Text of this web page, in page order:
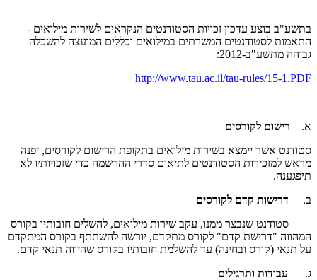
בתשע"ב בוצע עדכון זכויות הסטודנטים הנקראים לשירות מילואים -
התאמות לסטודנטים המשרתים במילואים וכללים המועצה להשכלה
גבוהה מתשע"ב-2012:
http://www.tau.ac.il/tau-rules/15-1.PDF
א. רישום לקורסים
סטודנט אשר יימצא בשירות מילואים בתקופת הרישום לקורסים, יפנה
מראש למזכירות הסטודנטים לתיאום סדרי ההרשמה כדי שזכויותיו לא
תיפגענה.
ב. דרישות קדם לקורסים
סטודנט שנבצר ממנו, עקב שירות מילואים, להשלים חובותיו בקורס
המהווה "דרישת קדם" לקורס מתקדם, יורשה להשתתף בקורס המתקדם
על תנאי (קורס ובחינה) עד להשלמת חובותיו בקורס שהיווה תנאי קדם.
ג. עבודות ותרגילים